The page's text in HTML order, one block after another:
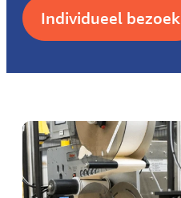
Individueel bezoek